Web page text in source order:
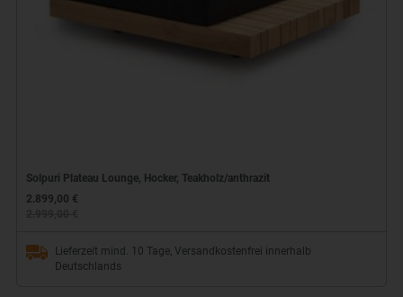
Solpuri Plateau Lounge, Hocker, Teakholz/anthrazit
2.899,00 €
Lieferzeit mind. 10 Tage, Versandkostenfrei innerhalb
Deutschlands